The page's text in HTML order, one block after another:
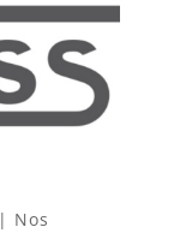
| Nos